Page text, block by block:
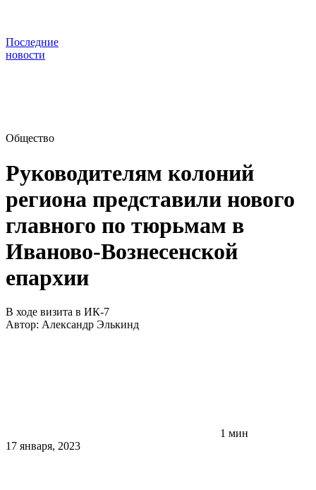
Последние
новости
Общество
Руководителям колоний
региона представили нового
главного по тюрьмам в
Иваново-Вознесенской
епархии
В ходе визита в ИК-7
Автор: Александр Элькинд
1 мин
17 января, 2023